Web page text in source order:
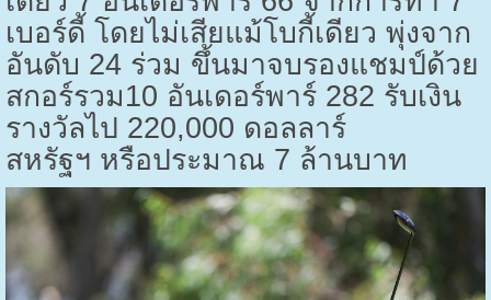
เบอร์ดี้ โดยไม่เสียแม้โบกี้เดียว พุ่งจาก
อันดับ 24ร่วม ขึ้นมาจบรองแชมป์ด้วย
สกอร์รวม10 อันเดอร์พาร์ 282 รับเงิน
รางวัลไป 220,000 ดอลลาร์
สหรัฐฯ หรือประมาณ 7 ล้านบาท